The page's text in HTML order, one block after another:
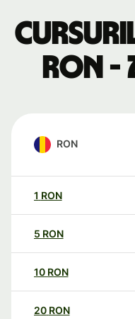
RON -
RON
1 RON
5 RON
10 RON
20 RON